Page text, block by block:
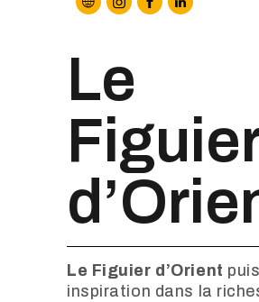
Le
Le Figuier d’Orient
inspiration dans la